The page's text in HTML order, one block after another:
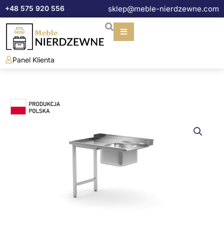
do+48 575 920 556 sklep@meble-nierdzewne.com
Panel Klienta